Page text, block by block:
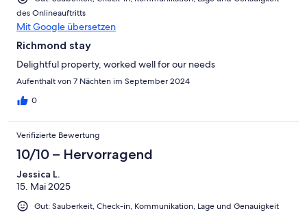
des Onlineauftritts
Mit Google übersetzen
Richmond stay
Delightful property, worked well for our needs
Aufenthalt von 7 Nächten im September 2024
0
Verifizierte Bewertung
10/10 – Hervorragend
Jessica L.
15. Mai 2025
Gut: Sauberkeit, Check-in, Kommunikation, Lage und Genauigkeit